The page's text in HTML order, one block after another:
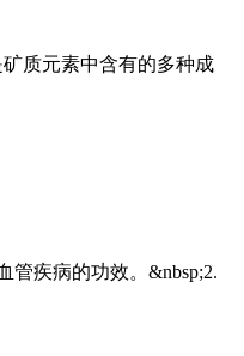
质元素中含有的多种成
管疾病的功效。&nbsp;2.